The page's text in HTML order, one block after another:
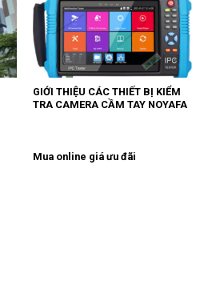
GIỚI THIỆU CÁC THIẾT BỊ KIỂM
TRA CAMERA CẦM TAY NOYAFA
Mua online giá ưu đãi